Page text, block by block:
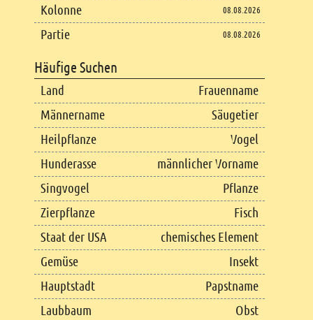
Kolonne 08.08.2026
Partie 08.08.2026
Häufige Suchen
Land
Frauenname
Männername
Säugetier
Heilpflanze
Vogel
Hunderasse
männlicher Vorname
Singvogel
Pflanze
Zierpflanze
Fisch
Staat der USA
chemisches Element
Gemüse
Insekt
Hauptstadt
Papstname
Laubbaum
Obst